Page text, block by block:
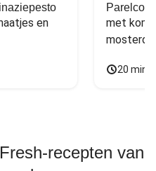
en
met
20
recepten van